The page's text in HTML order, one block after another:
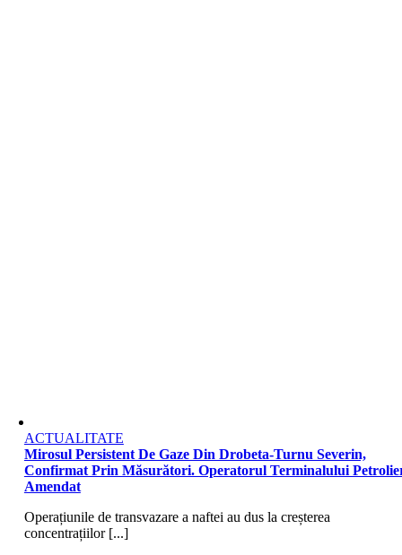
ACTUALITATE
Mirosul Persistent De Gaze Din Drobeta-Turnu Severin,
Confirmat Prin Măsurători. Operatorul Terminalului
Amendat
Operațiunile de transvazare a naftei au dus la creșterea
concentrațiilor [...]